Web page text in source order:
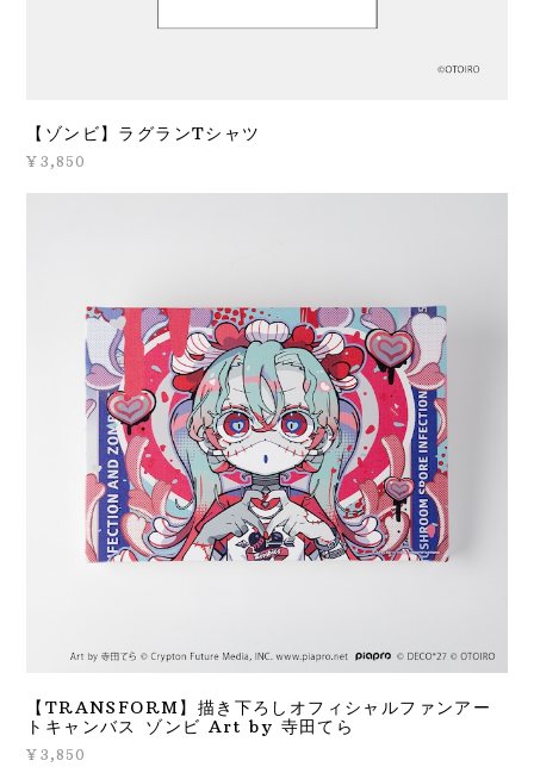
【ゾンビ】ラグランTシャツ
¥3,850
【TRANSFORM】描き下ろしオフィシャルファンアー
トキャンバス ゾンビ Art by 寺田てら
¥3,850